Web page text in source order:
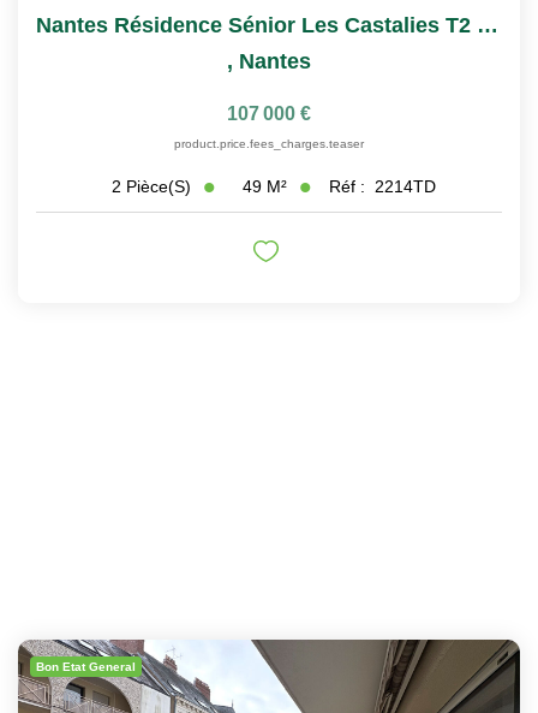
Nantes Résidence Sénior Les Castalies T2 À Vendre Avec...
, Nantes
107 000 €
product.price.fees_charges.teaser
2 Pièce(s) 49 M² Réf : 2214TD
Bon Etat General